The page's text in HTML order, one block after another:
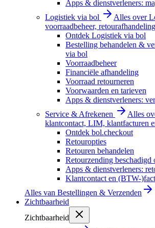
Apps & dienstverleners:
Logistiek via bol
Alles over
voorraadbeheer,
Ontdek Logistiek via bol
Bestelling behandelen &
via bol
Voorraadbeheer
Financiële afhandeling
Voorraad retourneren
Voorwaarden en tarieven
Apps & dienstverleners:
Service & Afrekenen
Alles
klantcontact, LIM, klantfacturen
Ontdek bol.checkout
Retouropties
Retouren behandelen
Retourzending
Apps & dienstverleners:
Klantcontact en (BTW-
Alles van Bestellingen & Verzenden
Zichtbaarheid
Zichtbaarheid